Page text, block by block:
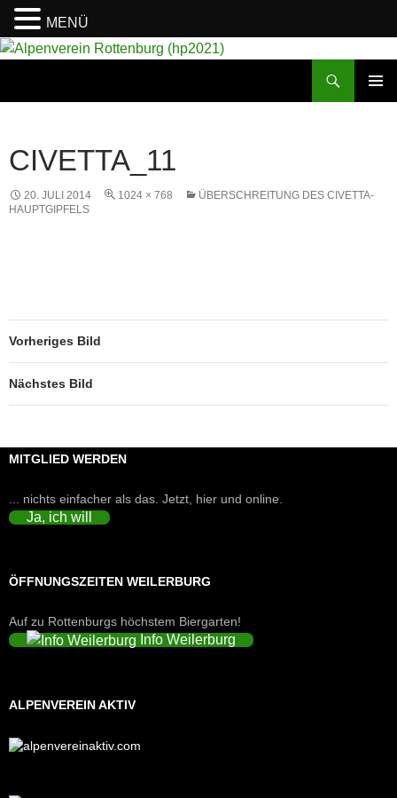
CIVETTA_11
20. JULI 2014 1024 × 768
ÜBERSCHREITUNG DES CIVETTA-
HAUPTGIPFELS
Vorheriges Bild
Nächstes Bild
MITGLIED WERDEN
... nichts einfacher als das. Jetzt, hier und online.
Ja, ich will
ÖFFNUNGSZEITEN WEILERBURG
Auf zu Rottenburgs höchstem Biergarten!
Info Weilerburg
ALPENVEREIN AKTIV
MENÜ